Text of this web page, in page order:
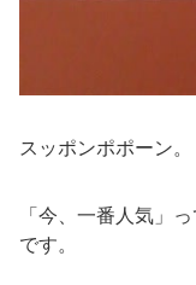
スッポンポポーン。
「今、一番人気」
です。